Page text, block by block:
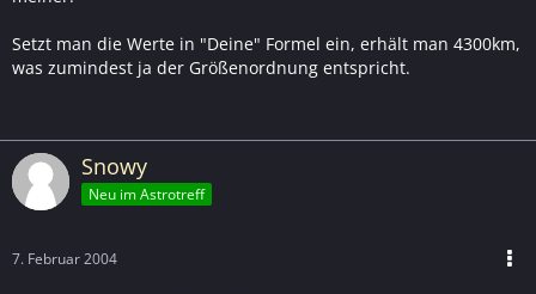
Setzt man die Werte in "Deine" Formel ein, erhält man 4300km,
was zumindest ja der Größenordnung entspricht.
Snowy
Neu im Astrotreff
7. Februar 2004